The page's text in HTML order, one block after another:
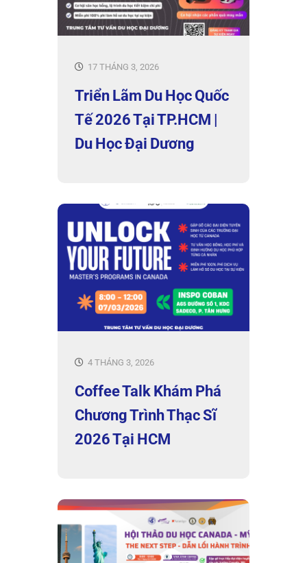
17 THÁNG 3, 2026
Triển Lãm Du Học Quốc
Tế 2026 Tại TP.HCM |
Du Học Đại Dương
4 THÁNG 3, 2026
Coffee Talk Khám Phá
Chương Trình Thạc Sĩ
2026 Tại HCM